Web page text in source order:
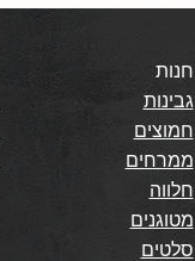
חנות
גבינות
חמוצים
ממרחים
חלווה
מטוגנים
סלטים